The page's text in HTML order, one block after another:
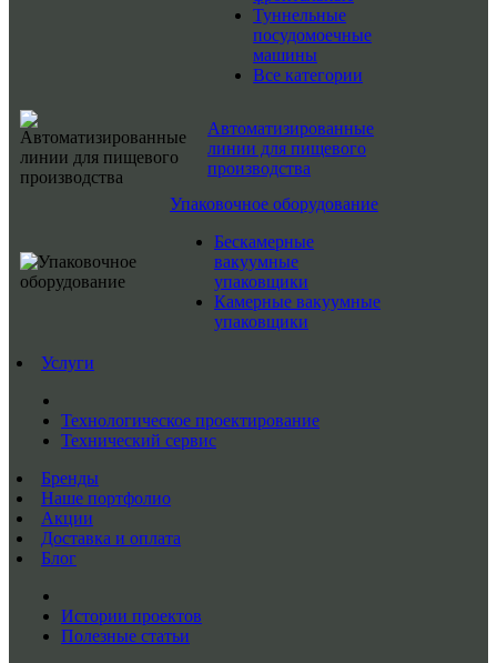
Туннельные
посудомоечные
машины
Все категории
Автоматизированные
линии для пищевого
производства
Упаковочное оборудование
Бескамерные
вакуумные
упаковщики
Камерные вакуумные
упаковщики
Услуги
Технологическое проектирование
Технический сервис
Бренды
Наше портфолио
Акции
Доставка и оплата
Блог
Истории проектов
Полезные статьи